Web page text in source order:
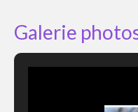
Galerie